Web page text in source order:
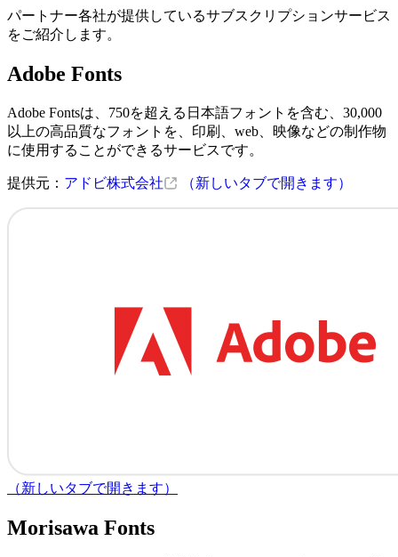
パートナー各社が提供しているサブスクリプションサービス
をご紹介します。
Adobe Fonts
Adobe Fontsは、750を超える日本語フォントを含む、30,000
以上の高品質なフォントを、印刷、web、映像などの制作物
に使用することができるサービスです。
提供元： アドビ株式会社 （新しいタブで開きます）
（新しいタブで開きます）
Morisawa Fonts